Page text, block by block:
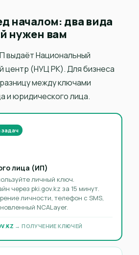
началом: два вида
нужен вам
выдаёт Национальный
центр (НУЦ РК). Для бизнеса
между ключами
и юридического лица.
задач
лица (ИП)
личный ключ.
через pki.gov.kz за 15 минут.
личности, телефон с SMS,
NCALayer.
→ ПОЛУЧЕНИЕ КЛЮЧЕЙ